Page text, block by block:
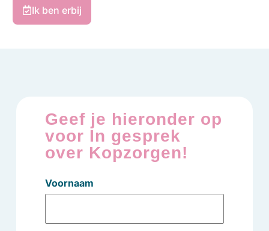
Ik ben erbij
Geef je hieronder op
voor In gesprek
over Kopzorgen!
Voornaam